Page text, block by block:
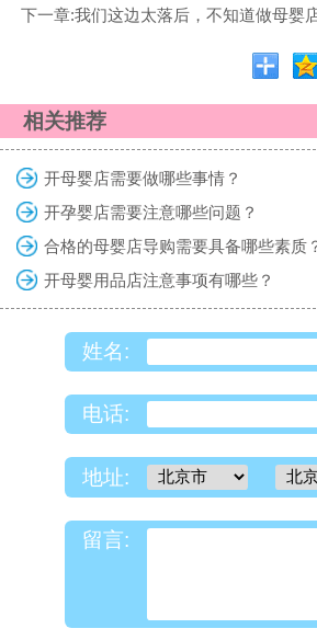
下一章:我们这边太落后，不知道做母婴
相关推荐
开母婴店需要做哪些事情？
开孕婴店需要注意哪些问题？
合格的母婴店导购需要具备哪些素质
开母婴用品店注意事项有哪些？
姓名:
电话:
地址:
留言: